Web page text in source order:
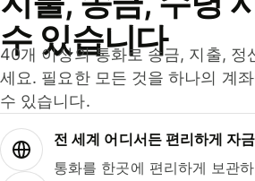
수 있습니다
40개 이상의 통화로 송금, 지출, 정
세요. 필요한 모든 것을 하나의 계
수 있습니다.
전 세계 어디서든 편리하게 자
통화를 한곳에 편리하게 보관